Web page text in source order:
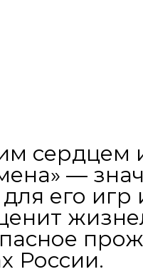
сердцем
—
его
России.